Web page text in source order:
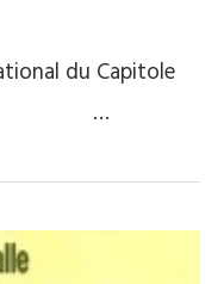
du Capitole
…